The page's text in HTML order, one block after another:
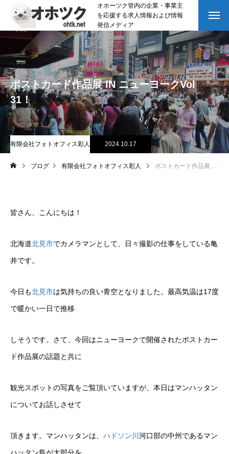
オホーツク管内の企業・事業主
を応援する求人情報および情報
発信メディア
ポストカード作品展 IN ニューヨークVol
31！
有限会社フォトオフィス彩人 2024.10.17
ブログ 有限会社フォトオフィス彩人 ポストカード作品展 IN ニューヨークVol 31！
皆さん、こんにちは！
北海道北見市でカメラマンとして、日々撮影の仕事をしている亀
井です。
今日も北見市は気持ちの良い青空となりました。最高気温は17度
で暖かい一日で推移
しそうです。さて、今回はニューヨークで開催されたポストカー
ド作品展の話題と共に
観光スポットの写真をご覧頂いていますが、本日はマンハッタン
についてお話しさせて
頂きます。マンハッタンは、 ハドソン川 河口部の中州であるマン